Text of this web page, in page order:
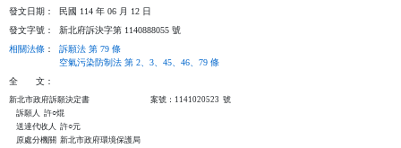
發文日期：
民國 114 年 06 月 12 日
發文字號：
新北府訴決字第 1140888055 號
相關法條 ：
訴願法 第 79 條
空氣污染防制法 第 2、3、45、46、79 條
全
文：
新北市政府訴願決定書                                  案號：1141020523  號
    訴願人  許○焜
    送達代收人  許○元
    原處分機關  新北市政府環境保護局